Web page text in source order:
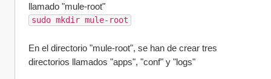
llamado "mule-root"
sudo mkdir mule-root
En el directorio "mule-root", se han de crear tres
directorios llamados "apps", "conf" y "logs"